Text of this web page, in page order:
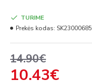
14.90€
10.43€
TURIME
Prekės kodas: SK23000685